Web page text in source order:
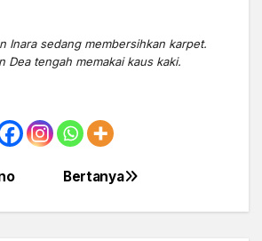
Inara sedang membersihkan karpet.
Dea tengah memakai kaus kaki.
Bertanya